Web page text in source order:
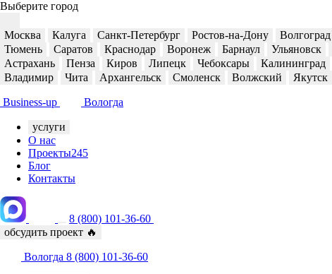
Выберите город
Москва Калуга Санкт-Петербург Ростов-на-Дону Волгоград
Тюмень
Саратов Краснодар Воронеж Барнаул Ульяновск
Астрахань
Пенза Киров Липецк Чебоксары Калининград
Владимир
Чита Архангельск Смоленск Волжский Якутск
Business-up Вологда
услуги
О нас
Проекты245
Блог
Контакты
8 (800) 101-36-60
обсудить проект 🔥
Вологда 8 (800) 101-36-60